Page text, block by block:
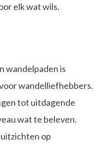
elk wat wils.
wandelpaden is
wandelliefhebbers.
tot uitdagende
wat te beleven.
op